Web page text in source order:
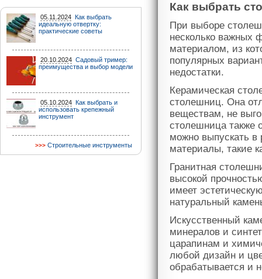
05.11.2024 Как выбрать
идеальную отвертку:
практические советы
20.10.2024 Садовый тример:
преимущества и выбор модели
05.10.2024 Как выбрать и
использовать крепежный
инструмент
Строительные инструменты
Как выбрать
При выборе
несколько важных
материалом, из
популярных
недостатки.
Керамическая
столешниц. Она
веществам, не
столешница также
можно выпускать
материалы, такие
Гранитная
высокой
имеет
натуральный
Искусственный
минералов и
царапинам и
любой дизайн и
обрабатывается и